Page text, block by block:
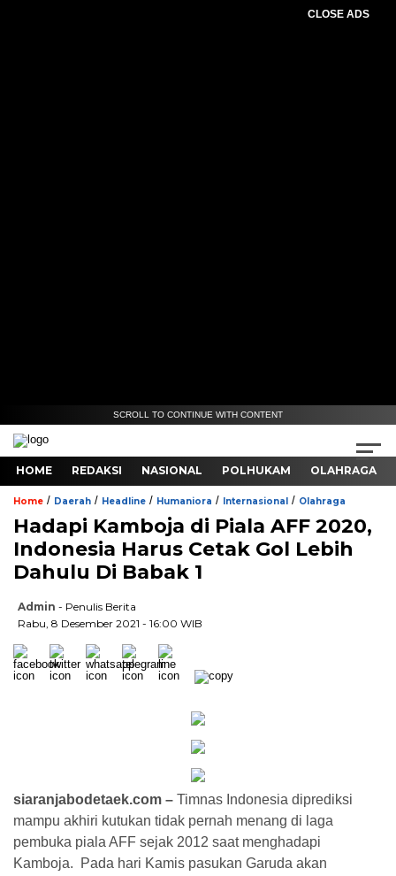
CLOSE ADS
SCROLL TO CONTINUE WITH CONTENT
HOME REDAKSI NASIONAL POLHUKAM OLAHRAGA
Home / Daerah / Headline / Humaniora / Internasional / Olahraga
Hadapi Kamboja di Piala AFF 2020,
Indonesia Harus Cetak Gol Lebih
Dahulu Di Babak 1
Admin - Penulis Berita
Rabu, 8 Desember 2021 - 16:00 WIB
siaranjabodetaek.com – Timnas Indonesia diprediksi
mampu akhiri kutukan tidak pernah menang di laga
pembuka piala AFF sejak 2012 saat menghadapi
Kamboja. Pada hari Kamis pasukan Garuda akan